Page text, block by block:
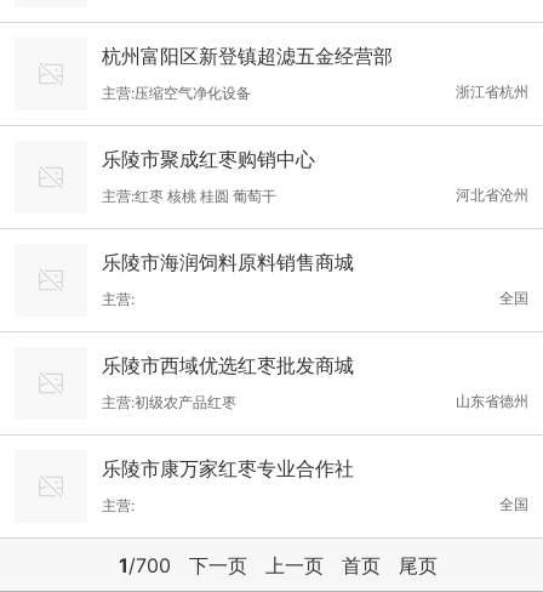
杭州富阳区新登镇超滤五金经营部
浙江省杭州
主营:压缩空气净化设备
乐陵市聚成红枣购销中心
河北省沧州
主营:红枣 核桃 桂圆 葡萄干
乐陵市海润饲料原料销售商城
全国
主营:
乐陵市西域优选红枣批发商城
山东省德州
主营:初级农产品红枣
乐陵市康万家红枣专业合作社
全国
主营:
1/700 下一页 上一页 首页 尾页